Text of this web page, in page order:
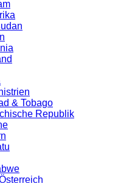
& Tobago
Republik